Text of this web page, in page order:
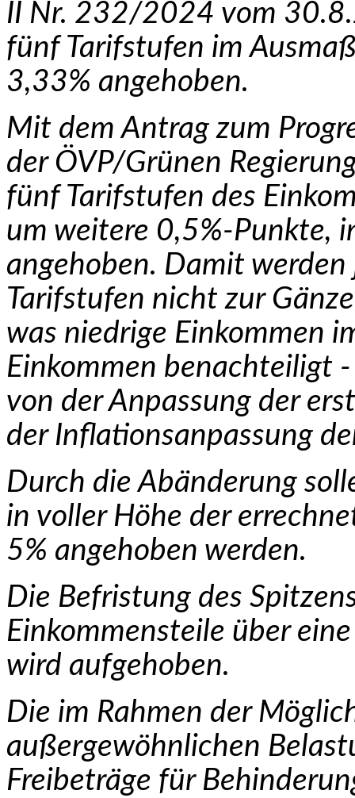
II Nr. 232/2024 vom
fünf Tarifstufen im
3,33% angehoben.
Mit dem Antrag zum
der ÖVP/Grünen
fünf Tarifstufen des
um weitere 0,5%-Punkte,
angehoben. Damit
Tarifstufen nicht zur
was niedrige Einkommen
Einkommen benach­teiligt
von der Anpassung der
der Inflationsanpassung
Durch die Abänderung
in voller Höhe der
5% angehoben werden.
Die Befristung des
Einkommensteile über
wird aufgehoben.
Die im Rahmen der
außergewöhnlichen
Freibeträge für